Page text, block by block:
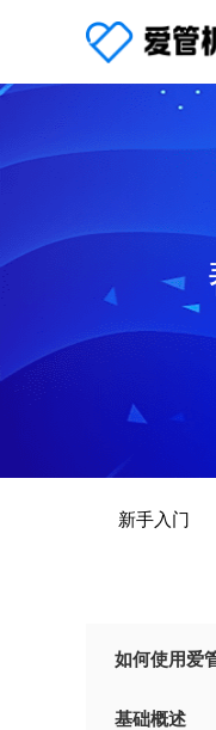
新手入门
如何使用爱
基础概述